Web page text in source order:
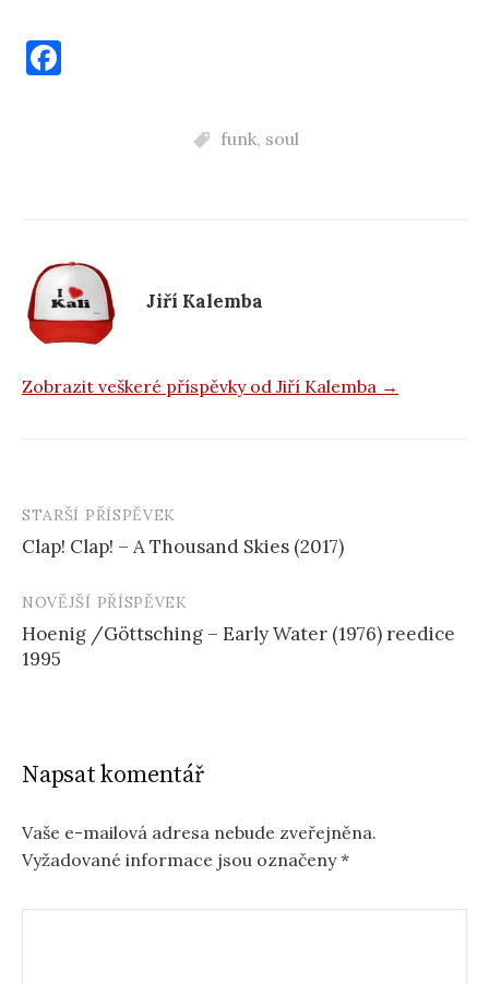
o
k
funk, soul
Jiří Kalemba
Zobrazit veškeré příspěvky od Jiří Kalemba →
Navigace
příspěvku
STARŠÍ PŘÍSPĚVEK
Clap! Clap! – A Thousand Skies (2017)
NOVĚJŠÍ PŘÍSPĚVEK
Hoenig /Göttsching – Early Water (1976) reedice
1995
Napsat komentář
Vaše e-mailová adresa nebude zveřejněna.
Vyžadované informace jsou označeny*